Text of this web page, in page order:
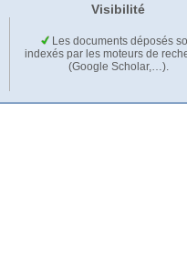
Visibilité
Les documents déposés
indexés par les moteurs de
(Google Scholar,…).